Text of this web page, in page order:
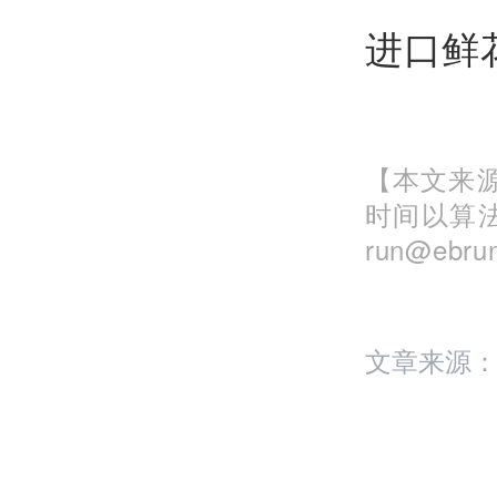
进口鲜
【本文
时间以算
文章来源